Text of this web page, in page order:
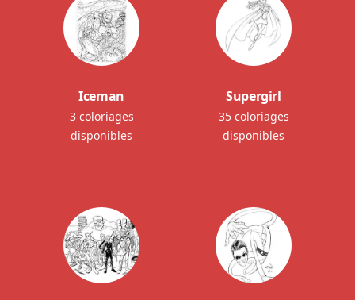
Iceman
3 coloriages
disponibles
Supergirl
35 coloriages
disponibles